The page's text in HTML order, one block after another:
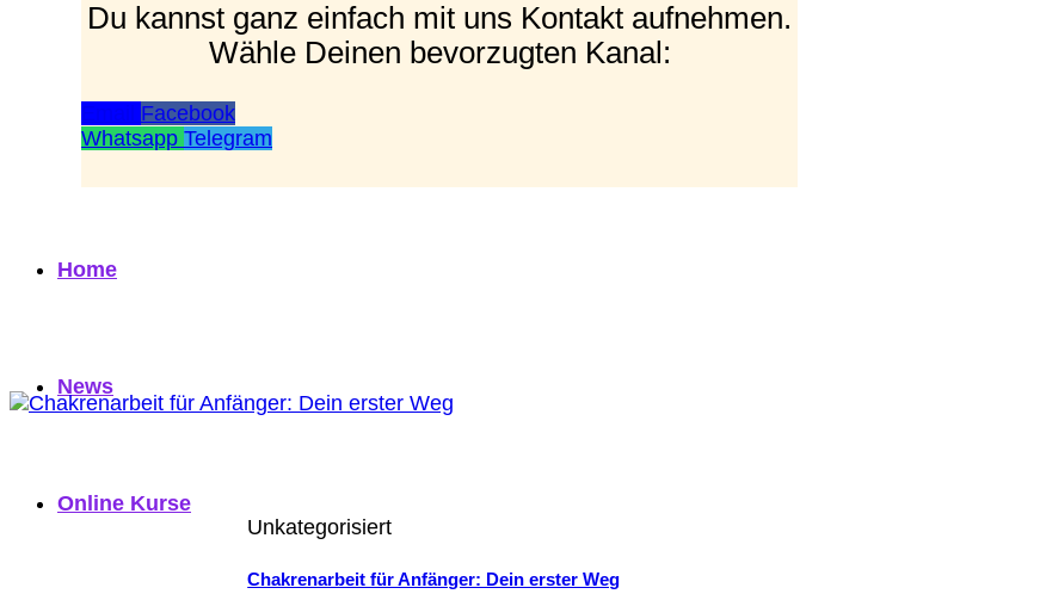
Du kannst ganz einfach mit uns Kontakt aufnehmen.
Wähle Deinen bevorzugten Kanal:
Facebook
Whatsapp Telegram
Home
News
Online Kurse
Unkategorisiert
Chakrenarbeit für Anfänger: Dein erster Weg